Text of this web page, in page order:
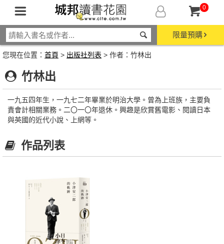
0
限量預購
您現在位置： 首頁 > 出版社列表 > 作者：竹林出
竹林出
一九五四年生，一九七二年畢業於明治大學。曾為上班族，主要負
責會計相關業務。二〇一〇年退休。興趣是欣賞舊電影、閱讀日本
與英國的近代小說、上網等。
作品列表